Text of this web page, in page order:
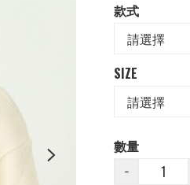
款式
SIZE
數量
−